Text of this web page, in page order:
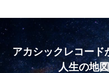
アカシックレコード
人生の地